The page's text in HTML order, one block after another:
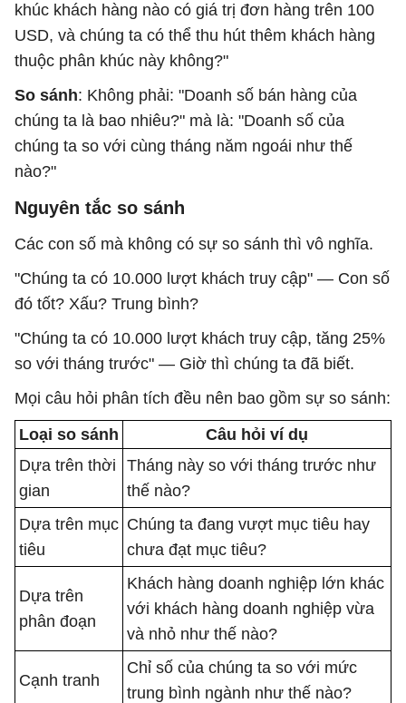
khúc khách hàng nào có giá trị đơn hàng trên 100
USD, và chúng ta có thể thu hút thêm khách hàng
thuộc phân khúc này không?"
So sánh: Không phải: "Doanh số bán hàng của
chúng ta là bao nhiêu?" mà là: "Doanh số của
chúng ta so với cùng tháng năm ngoái như thế
nào?"
Nguyên tắc so sánh
Các con số mà không có sự so sánh thì vô nghĩa.
"Chúng ta có 10.000 lượt khách truy cập" — Con số
đó tốt? Xấu? Trung bình?
"Chúng ta có 10.000 lượt khách truy cập, tăng 25%
so với tháng trước" — Giờ thì chúng ta đã biết.
Mọi câu hỏi phân tích đều nên bao gồm sự so sánh:
Loại so sánh
Câu hỏi ví dụ
Dựa trên thời
gian
Tháng này so với tháng trước như
thế nào?
Dựa trên mục
tiêu
Chúng ta đang vượt mục tiêu hay
chưa đạt mục tiêu?
Dựa trên
phân đoạn
Khách hàng doanh nghiệp lớn khác
với khách hàng doanh nghiệp vừa
và nhỏ như thế nào?
Cạnh tranh
Chỉ số của chúng ta so với mức
trung bình ngành như thế nào?